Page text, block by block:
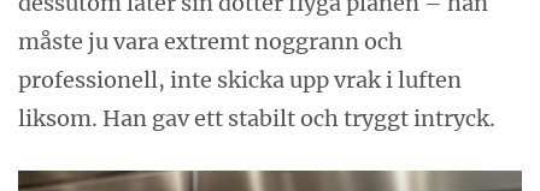
måste ju vara extremt noggrann och
professionell, inte skicka upp vrak i luften
liksom. Han gav ett stabilt och tryggt intryck.